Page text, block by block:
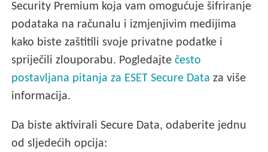
Security Premium koja vam omogućuje šifriranje
podataka na računalu i izmjenjivim medijima
kako biste zaštitili svoje privatne podatke i
spriječili zlouporabu. Pogledajtečesto
postavljana pitanja za ESET Secure Data za više
informacija.
Da biste aktivirali Secure Data, odaberite jednu
od sljedećih opcija: